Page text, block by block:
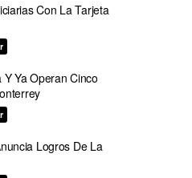
Con La Tarjeta
Y Ya Operan Cinco
Logros De La